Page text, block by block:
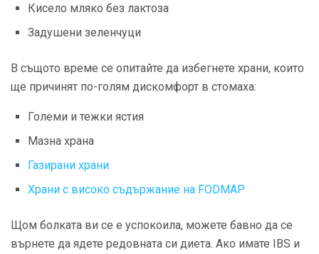
Кисело мляко без лактоза
Задушени зеленчуци
В същото време се опитайте да избегнете храни, които
ще причинят по-голям дискомфорт в стомаха:
Големи и тежки ястия
Мазна храна
Газирани храни
Храни с високо съдържание на FODMAP
Щом болката ви се е успокоила, можете бавно да се
върнете да ядете редовната си диета. Ако имате IBS и